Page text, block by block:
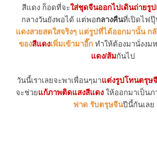
สีแดง ก็อดที่จะใส่ชุดจีนออกไปเดินถ่ายรูป
กลางวันยังพอได้ แต่พอกลางคืนที่เปิดไฟปุ๊
แดงสวยสดใสจริงๆ แต่รูปที่ได้ออกมานั้น ก
ของสีแดงเพิ่มเข้ามาอี๊ก ทำให้ต้องมานั่งงม
แดง/ส้มกันไป
วันนี้เราเลยจะพาเพื่อนๆมาแต่งรูปโทนตรุษ
จะช่วยแก้ภาพติดแสงสีแดง ให้ออกมาเป็น
ฟาด รับตรุษจีนปีนี้กันเลย